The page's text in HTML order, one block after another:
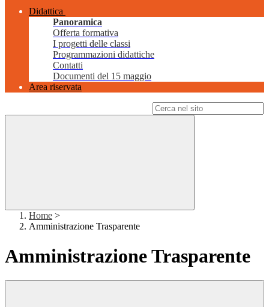
Didattica
Panoramica
Offerta formativa
I progetti delle classi
Programmazioni didattiche
Contatti
Documenti del 15 maggio
Area riservata
Home >
Amministrazione Trasparente
Amministrazione Trasparente